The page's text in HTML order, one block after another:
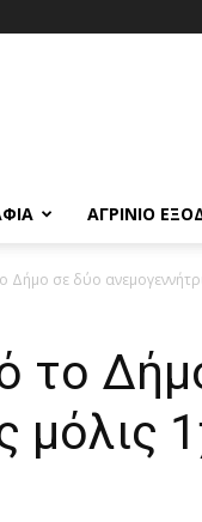
ΑΓΡΊΝΙΟ
Δήμο σε δύο
το
μόλις